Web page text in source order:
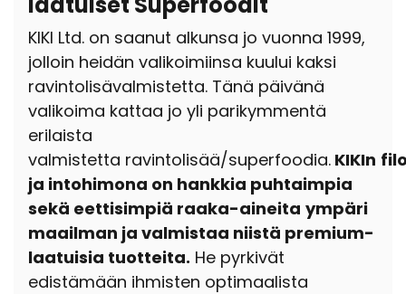
KIKI Ltd. on saanut alkunsa jo vuonna 1999,
jolloin heidän valikoimiinsa kuului kaksi
ravintolisävalmistetta. Tänä päivänä
valikoima kattaa jo yli parikymmentä
erilaista
valmistetta ravintolisää/superfoodia. KIKIn
ja intohimona on hankkia puhtaimpia
sekä eettisimpiä raaka-aineita ympäri
maailman ja valmistaa niistä premium-
laatuisia tuotteita. He pyrkivät
edistämään ihmisten optimaalista